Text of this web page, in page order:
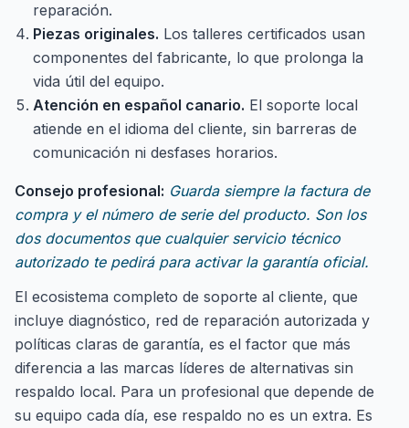
reparación.
Piezas originales. Los talleres certificados usan
componentes del fabricante, lo que prolonga la
vida útil del equipo.
Atención en español canario. El soporte local
atiende en el idioma del cliente, sin barreras de
comunicación ni desfases horarios.
Consejo profesional: Guarda siempre la factura de
compra y el número de serie del producto. Son los
dos documentos que cualquier servicio técnico
autorizado te pedirá para activar la garantía oficial.
El ecosistema completo de soporte al cliente, que
incluye diagnóstico, red de reparación autorizada y
políticas claras de garantía, es el factor que más
diferencia a las marcas líderes de alternativas sin
respaldo local. Para un profesional que depende de
su equipo cada día, ese respaldo no es un extra. Es